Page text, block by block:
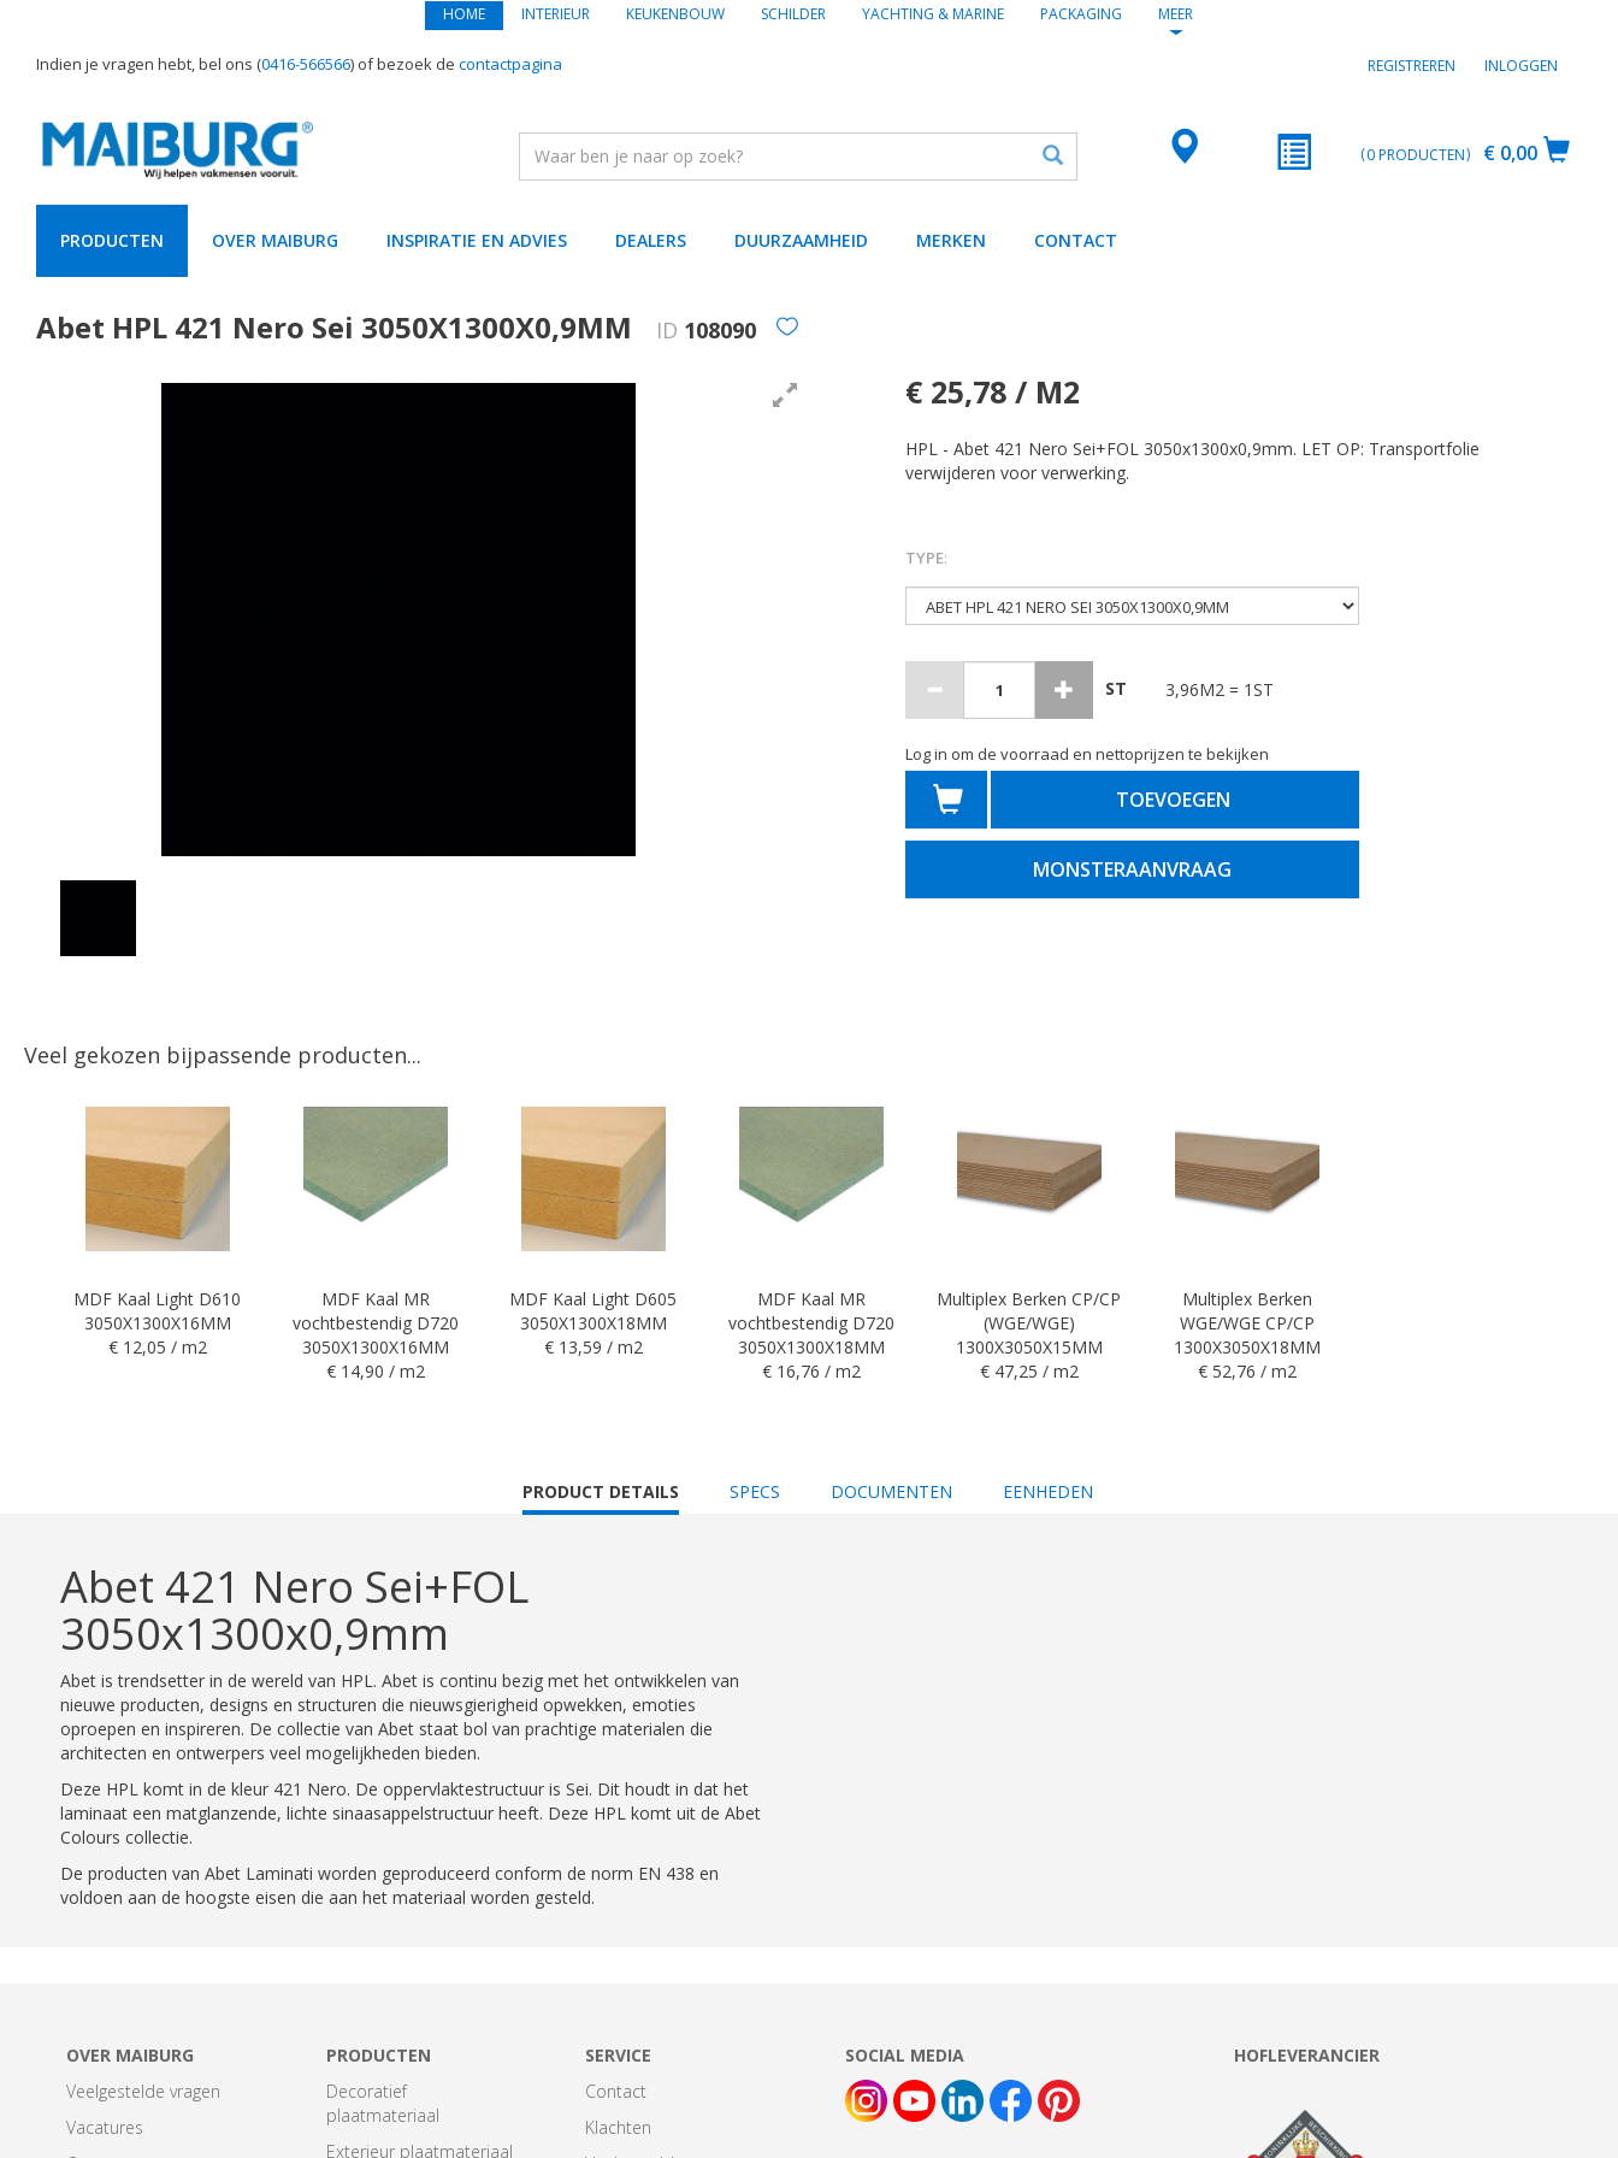
HOME INTERIEUR KEUKENBOUW SCHILDER YACHTING & MARINE PACKAGING MEER
Indien je vragen hebt, bel ons (0416-566566) of bezoek de contactpagina REGISTREREN INLOGGEN
€ 0,00
0PRODUCTEN
PRODUCTEN OVER MAIBURG INSPIRATIE EN ADVIES DEALERS DUURZAAMHEID MERKEN CONTACT
Abet HPL 421 Nero Sei 3050X1300X0,9MM ID 108090
€ 25,78 / M2
HPL - Abet 421 Nero Sei+FOL 3050x1300x0,9mm. LET OP: Transportfolie
verwijderen voor verwerking.
TYPE:
ST 3,96M2 = 1ST
Log in om de voorraad en nettoprijzen te bekijken
TOEVOEGEN
MONSTERAANVRAAG
Veel gekozen bijpassende producten...
MDF Kaal Light D610
3050X1300X16MM
€ 12,05 / m2
MDF Kaal MR
vochtbestendig D720
3050X1300X16MM
€ 14,90 / m2
MDF Kaal Light D605
3050X1300X18MM
€ 13,59 / m2
MDF Kaal MR
vochtbestendig D720
3050X1300X18MM
€ 16,76 / m2
Multiplex Berken CP/CP
(WGE/WGE)
1300X3050X15MM
€ 47,25 / m2
Multiplex Berken
WGE/WGE CP/CP
1300X3050X18MM
€ 52,76 / m2
CURRENT
TAB:
PRODUCT DETAILS SPECS DOCUMENTEN EENHEDEN
Abet 421 Nero Sei+FOL
3050x1300x0,9mm
Abet is trendsetter in de wereld van HPL. Abet is continu bezig met het ontwikkelen van
nieuwe producten, designs en structuren die nieuwsgierigheid opwekken, emoties
oproepen en inspireren. De collectie van Abet staat bol van prachtige materialen die
architecten en ontwerpers veel mogelijkheden bieden.
Deze HPL komt in de kleur 421 Nero. De oppervlaktestructuur is Sei. Dit houdt in dat het
laminaat een matglanzende, lichte sinaasappelstructuur heeft. Deze HPL komt uit de Abet
Colours collectie.
De producten van Abet Laminati worden geproduceerd conform de norm EN 438 en
voldoen aan de hoogste eisen die aan het materiaal worden gesteld.
OVER MAIBURG
Veelgestelde vragen
Vacatures
PRODUCTEN
Decoratief
plaatmateriaal
Exterieur plaatmateriaal
SERVICE
Contact
Klachten
SOCIAL MEDIA HOFLEVERANCIER